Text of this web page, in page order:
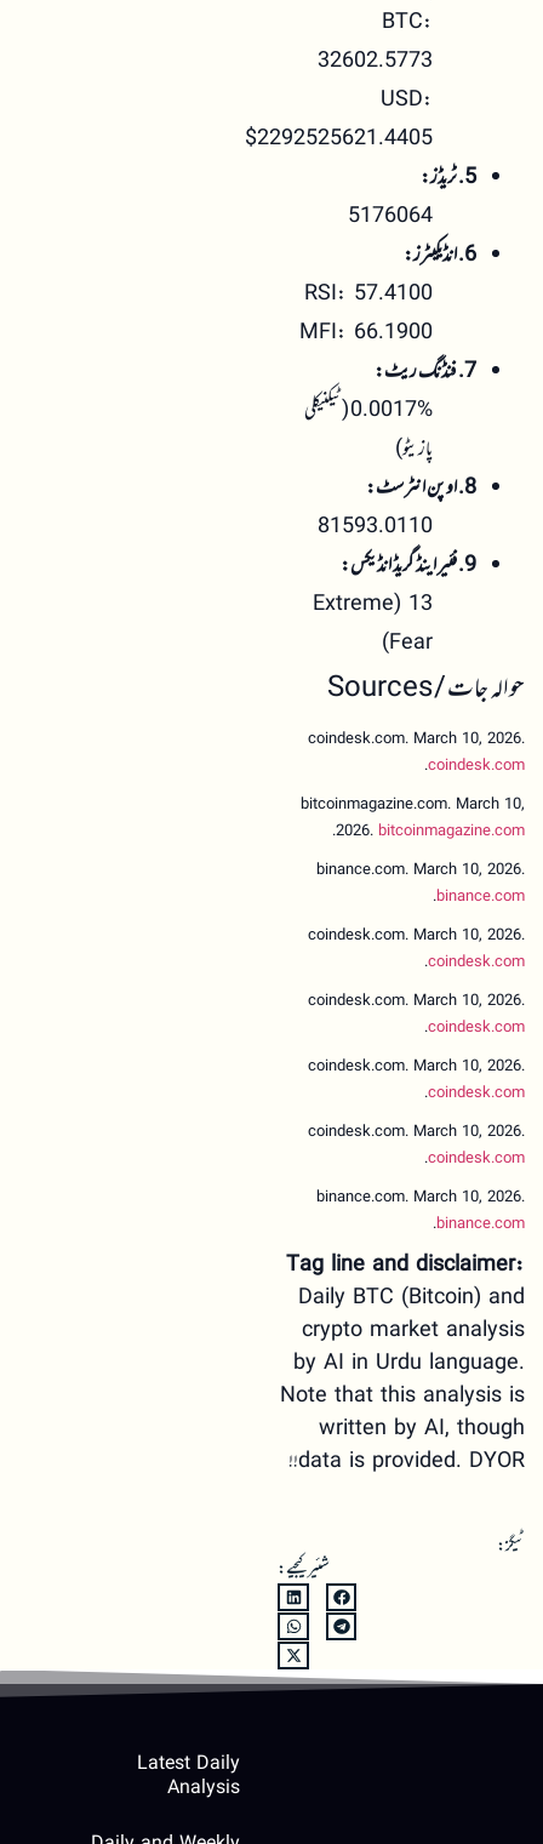
BTC:
32602.5773
USD:
$2292525621.4405
5. ٹریڈز:
5176064
6. انڈیکیٹرز:
RSI: 57.4100
MFI: 66.1900
7. فنڈنگ ریٹ:
0.0017% (ٹیکنیکلی
پازیٹو)
8. اوپن انٹرسٹ:
81593.0110
9. فئیر اینڈ گریڈ انڈیکس:
13 (Extreme
Fear)
حوالہ جات / Sources
coindesk.com. March 10, 2026.
coindesk.com
.
bitcoinmagazine.com. March 10,
2026. bitcoinmagazine.com
.
binance.com. March 10, 2026.
binance.com
.
coindesk.com. March 10, 2026.
coindesk.com
.
coindesk.com. March 10, 2026.
coindesk.com
.
coindesk.com. March 10, 2026.
coindesk.com
.
coindesk.com. March 10, 2026.
coindesk.com
.
binance.com. March 10, 2026.
binance.com
.
Tag line and disclaimer:
Daily BTC (Bitcoin) and
crypto market analysis
by AI in Urdu language.
Note that this analysis is
written by AI, though
data is provided. DYOR!!
ٹیگز:
شئیر کیجیے:
Latest Daily
Analysis